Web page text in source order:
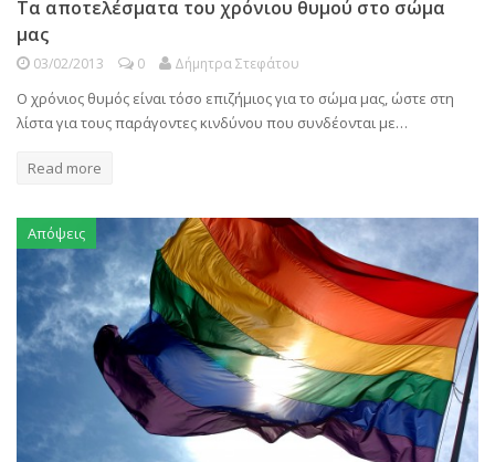
Τα αποτελέσματα του χρόνιου θυμού στο σώμα
μας
03/02/2013 0 Δήμητρα Στεφάτου
Ο χρόνιος θυμός είναι τόσο επιζήμιος για το σώμα μας, ώστε στη
λίστα για τους παράγοντες κινδύνου που συνδέονται με…
Read more
Απόψεις